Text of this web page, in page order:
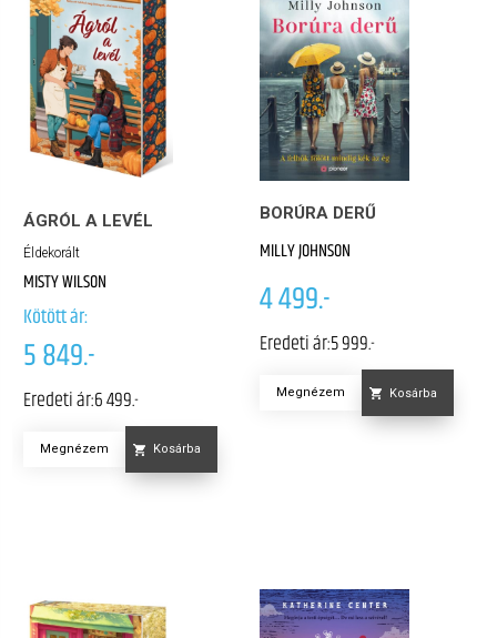
ÁGRÓL A LEVÉL
Éldekorált
MISTY WILSON
Kötött ár:
5 849.-
Eredeti ár:6 499.-
Megnézem Kosárba
BORÚRA DERŰ
MILLY JOHNSON
4 499.-
Eredeti ár:5 999.-
Megnézem Kosárba